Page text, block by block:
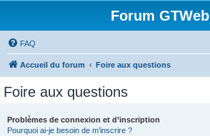
Forum GTWeb
FAQ
Accueil du forum Foire aux questions
Foire aux questions
Problèmes de connexion et d’inscription
Pourquoi ai-je besoin de m’inscrire ?